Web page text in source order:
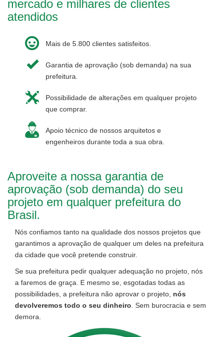
mercado e milhares de clientes
atendidos
Mais de 5.800 clientes satisfeitos.
Garantia de aprovação (sob demanda) na sua
prefeitura.
Possibilidade de alterações em qualquer projeto
que comprar.
Apoio técnico de nossos arquitetos e
engenheiros durante toda a sua obra.
Aproveite a nossa garantia de
aprovação (sob demanda) do seu
projeto em qualquer prefeitura do
Brasil.
Nós confiamos tanto na qualidade dos nossos projetos que
garantimos a aprovação de qualquer um deles na prefeitura
da cidade que você pretende construir.
Se sua prefeitura pedir qualquer adequação no projeto, nós
a faremos de graça. E mesmo se, esgotadas todas as
possibilidades, a prefeitura não aprovar o projeto, nós
devolveremos todo o seu dinheiro . Sem burocracia e sem
demora.